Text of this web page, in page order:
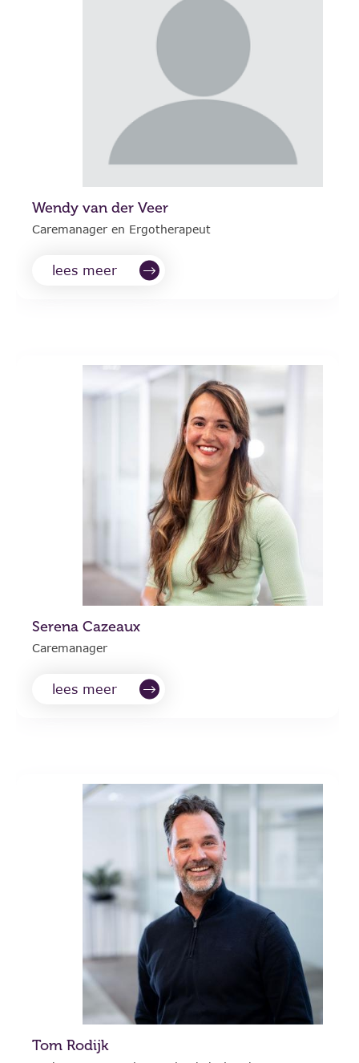
Wendy van der Veer
Caremanager en Ergotherapeut
lees meer
Serena Cazeaux
Caremanager
lees meer
Tom Rodijk